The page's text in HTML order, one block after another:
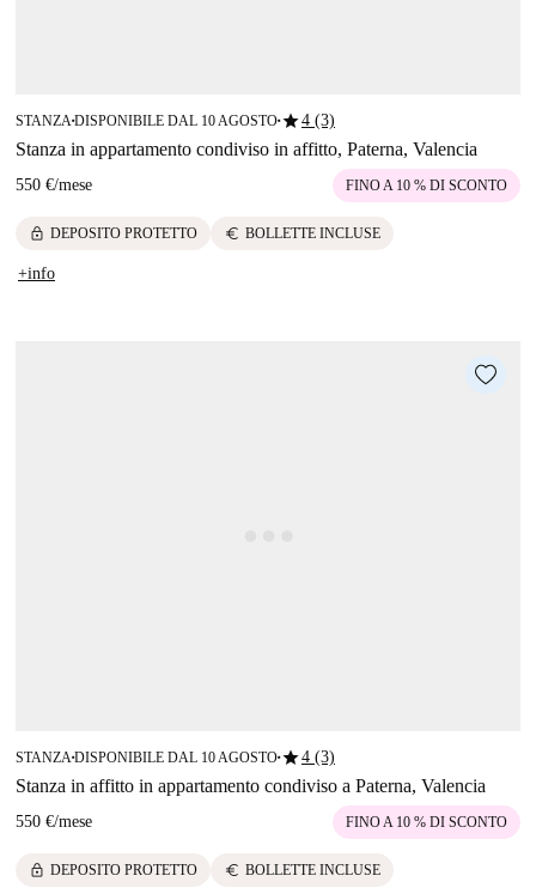
STANZA ■DISPONIBILE DAL 10 AGOSTO■star4 (3)
Stanza in appartamento condiviso in affitto, Paterna, Valencia
550 €/mese FINO A 10 % DI SCONTO
lock DEPOSITO PROTETTO euro BOLLETTE INCLUSE
+info
STANZA■DISPONIBILE DAL 10 AGOSTO■star4 (3)
Stanza in affitto in appartamento condiviso a Paterna, Valencia
550 €/mese FINO A 10 % DI SCONTO
lock DEPOSITO PROTETTO euro BOLLETTE INCLUSE